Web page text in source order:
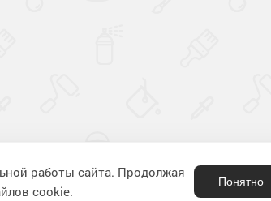
работы сайта. Продолжая
cookie.
Понятно